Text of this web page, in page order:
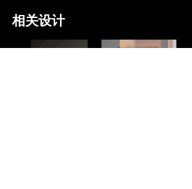
相关设计